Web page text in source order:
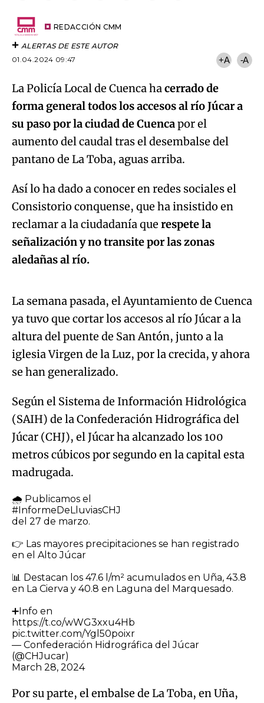
REDACCIÓN CMM
ALERTAS DE ESTE AUTOR
01.04.2024 09:47
+A -A
La Policía Local de Cuenca hacerrado de
forma general todos los accesos al río Júcar a
su paso por la ciudad de Cuencapor el
aumento del caudal tras el desembalse del
pantano de La Toba, aguas arriba.
Así lo ha dado a conocer en redes sociales el
Consistorio conquense, que ha insistido en
reclamar a la ciudadanía que respete la
señalización y no transite por las zonas
aledañas al río.
Try again
La semana pasada, el Ayuntamiento de Cuenca
ya tuvo que cortar los accesos al río Júcar a la
altura del puente de San Antón, junto a la
iglesia Virgen de la Luz, por la crecida, y ahora
se han generalizado.
Según el Sistema de Información Hidrológica
(SAIH) de la Confederación Hidrográfica del
Júcar (CHJ), el Júcar ha alcanzado los 100
metros cúbicos por segundo en la capital esta
madrugada.
🌧️ Publicamos el
#InformeDeLluviasCHJ
del 27 de marzo.
👉 Las mayores precipitaciones se han registrado
en el Alto Júcar
📊 Destacan los 47.6 l/m² acumulados en Uña, 43.8
en La Cierva y 40.8 en Laguna del Marquesado.
➕Info en
https://t.co/wWG3xxu4Hb
pic.twitter.com/Ygl50poixr
— Confederación Hidrográfica del Júcar
(@CHJucar)
March 28, 2024
Por su parte, el embalse de La Toba, en Uña,